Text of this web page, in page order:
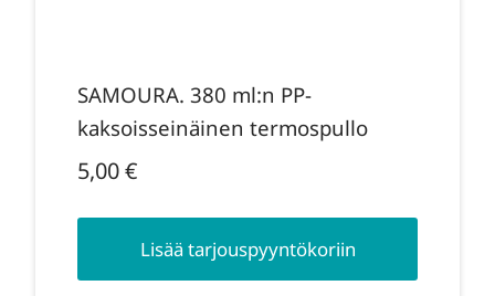
SAMOURA. 380 ml:n PP-
kaksoisseinäinen termospullo
5,00€
Lisää tarjouspyyntökoriin